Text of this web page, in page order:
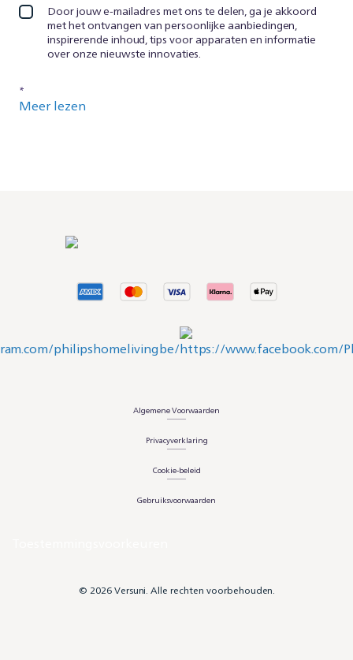
Door jouw e-mailadres met ons te delen, ga je akkoord
met het ontvangen van persoonlijke aanbiedingen,
inspirerende inhoud, tips voor apparaten en informatie
over onze nieuwste innovaties.
*
Meer lezen
Algemene Voorwaarden
Privacyverklaring
Cookie-beleid
Gebruiksvoorwaarden
© 2026 Versuni. Alle rechten voorbehouden.